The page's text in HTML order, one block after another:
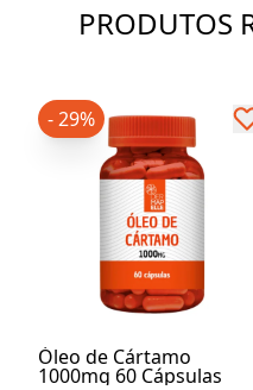
PRODUTOS
Óleo de Cártamo
1000mg 60 Cápsulas
- 29%